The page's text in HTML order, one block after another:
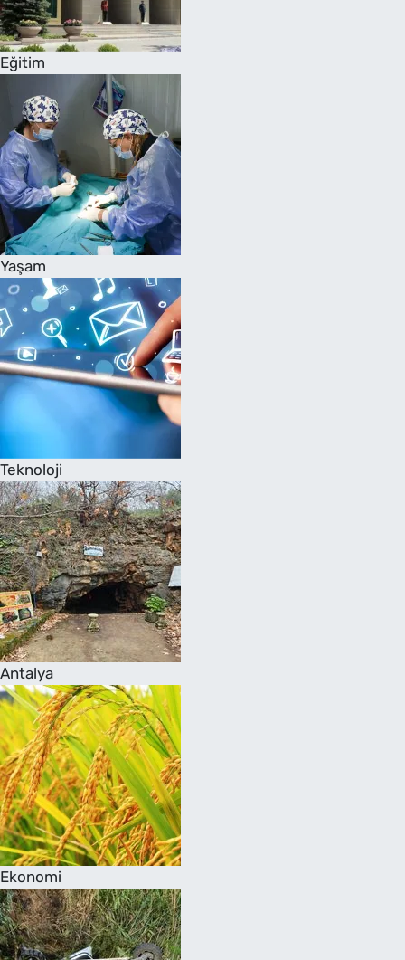
Eğitim
Yaşam
Teknoloji
Antalya
Ekonomi